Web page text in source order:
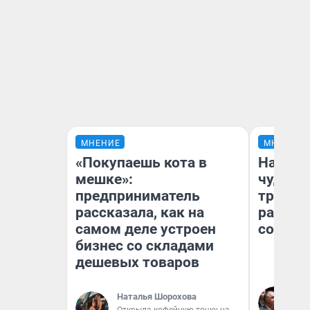
МНЕНИЕ
«Покупаешь кота в
мешке»:
предприниматель
рассказала, как на
самом деле устроен
бизнес со складами
дешевых товаров
Наталья Шорохова
МНЕНИЕ
чудом